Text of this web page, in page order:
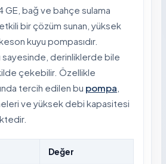
GE, bağ ve bahçe sulama
bir çözüm sunan, yüksek
kuyu pompasıdır.
sayesinde, derinliklerde bile
çekebilir. Özellikle
tercih edilen bu pompa
ve yüksek debi kapasitesi
Değer